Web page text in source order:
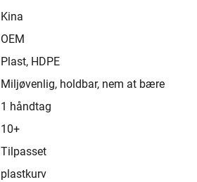
Kina
OEM
Plast, HDPE
Miljøvenlig, holdbar, nem at bære
1 håndtag
10+
Tilpasset
plastkurv